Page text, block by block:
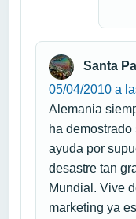
Santa
05/04/2010 a
Alemania
ha
ayuda por
desastre tan
Mundial. Vive
marketing ya